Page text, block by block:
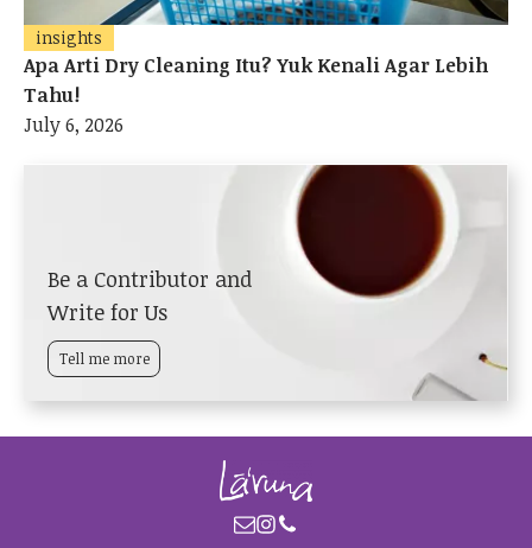
insights
Apa Arti Dry Cleaning Itu? Yuk Kenali Agar Lebih
Tahu!
July 6, 2026
Be a Contributor and
Write for Us
Tell me more